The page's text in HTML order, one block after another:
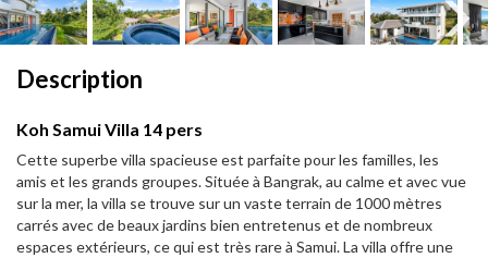
Description
Koh Samui Villa 14 pers
Cette superbe villa spacieuse est parfaite pour les familles, les
amis et les grands groupes. Située à Bangrak, au calme et avec vue
sur la mer, la villa se trouve sur un vaste terrain de 1000 mètres
carrés avec de beaux jardins bien entretenus et de nombreux
espaces extérieurs, ce qui est très rare à Samui. La villa offre une